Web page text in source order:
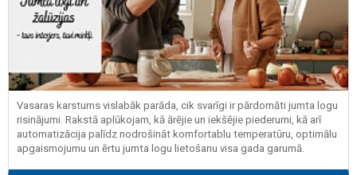
Vasaras karstums vislabāk parāda, cik svarīgi ir pārdomāti jumta logu
risinājumi. Rakstā aplūkojam, kā ārējie un iekšējie piederumi, kā arī
automatizācija palīdz nodrošināt komfortablu temperatūru, optimālu
apgaismojumu un ērtu jumta logu lietošanu visa gada garumā.